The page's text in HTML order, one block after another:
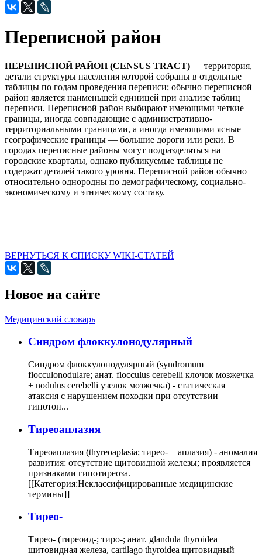
Переписной район
ПЕРЕПИСНОЙ РАЙОН (CENSUS TRACT) — территория,
детали структуры населения которой собраны в отдельные
таблицы по годам проведения переписи; обычно переписной
район является наименьшей единицей при анализе таблиц
переписи. Переписной район выбирают имеющими четкие
границы, иногда совпадающие с административно-
территориальными границами, а иногда имеющими ясные
географические границы — большие дороги или реки. В
городах переписные районы могут подразделяться на
городские кварталы, однако публикуемые таблицы не
содержат деталей такого уровня. Переписной район обычно
относительно однородны по демографическому, социально-
экономическому и этническому составу.
ВЕРНУТЬСЯ К СПИСКУ WIKI-СТАТЕЙ
Новое на сайте
Медицинский словарь
Cиндром флоккулонодулярный
Синдром флоккулонодулярный (syndromum
flocculonodulare; анат. flocculus cerebelli клочок мозжечка
+ nodulus cerebelli узелок мозжечка) - статическая
атаксия с нарушением походки при отсутствии
гипотон...
Тиреоаплазия
Тиреоаплазия (thyreoaplasia; тирео- + аплазия) - аномалия
развития: отсутствие щитовидной железы; проявляется
признаками гипотиреоза.
[[Категория:Неклассифицированные медицинские
термины]]
Тирео-
Тирео- (тиреоид-; тиро-; анат. glandula thyroidea
щитовидная железа, cartilago thyroidea щитовидный